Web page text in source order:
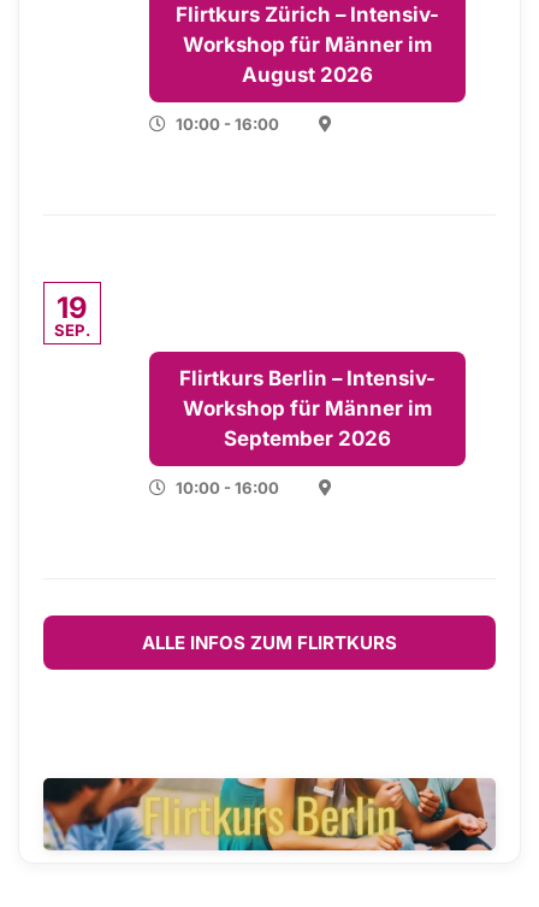
Flirtkurs Zürich – Intensiv-
Workshop für Männer im
August 2026
10:00 - 16:00
19
SEP.
Flirtkurs Berlin – Intensiv-
Workshop für Männer im
September 2026
10:00 - 16:00
ALLE INFOS ZUM FLIRTKURS